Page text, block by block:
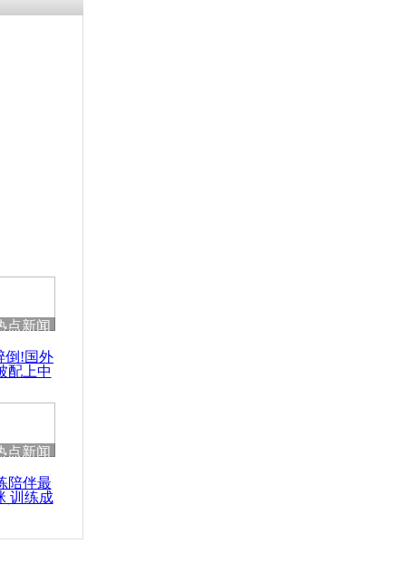
点新闻
倒!国外
配上中
点新闻
陪伴最
训练成